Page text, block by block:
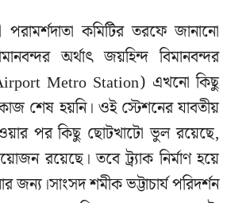
পরামর্শদাতা কমিটির তরফে জানানো
অর্থাৎ জয়হিন্দ বিমানবন্দর
Metro Station) এখনো কিছু
শেষ হয়নি। ওই স্টেশনের যাবতীয়
পর কিছু ছোটখাটো ভুল রয়েছে,
রয়েছে। তবে ট্র্যাক নির্মাণ হয়ে
জন্য।সাংসদ শমীক ভট্টাচার্য পরিদর্শন